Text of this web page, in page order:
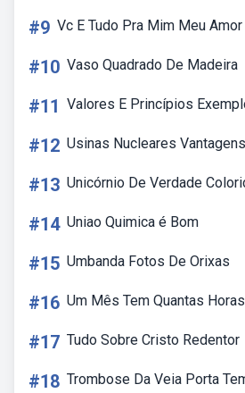
#9 Vc E Tudo Pra Mim Meu Amor
#10 Vaso Quadrado De Madeira
#11 Valores E Princípios
#12 Usinas Nucleares
#13 Unicórnio De Verdade
#14 Uniao Quimica é Bom
#15 Umbanda Fotos De Orixas
#16 Um Mês Tem Quantas Horas
#17 Tudo Sobre Cristo Redentor
#18 Trombose Da Veia Porta